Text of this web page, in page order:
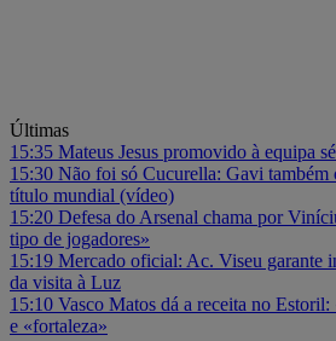
Últimas
15:35 Mateus Jesus promovido à equipa
15:30 Não foi só Cucurella: Gavi também
título mundial (vídeo)
15:20 Defesa do Arsenal chama por
tipo de jogadores»
15:19 Mercado oficial: Ac. Viseu garante
da visita à Luz
15:10 Vasco Matos dá a receita no
e «fortaleza»